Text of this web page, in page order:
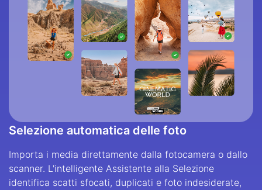
Selezione automatica delle foto
Importa i media direttamente dalla fotocamera o dallo
scanner. L'intelligente Assistente alla Selezione
identifica scatti sfocati, duplicati e foto indesiderate,